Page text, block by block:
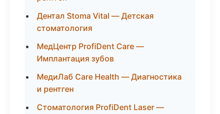
Дентал Stoma Vital — Детская
стоматология
МедЦентр ProfiDent Care —
Имплантация зубов
МедиЛаб Care Health — Диагностика
и рентген
Стоматология ProfiDent Laser —